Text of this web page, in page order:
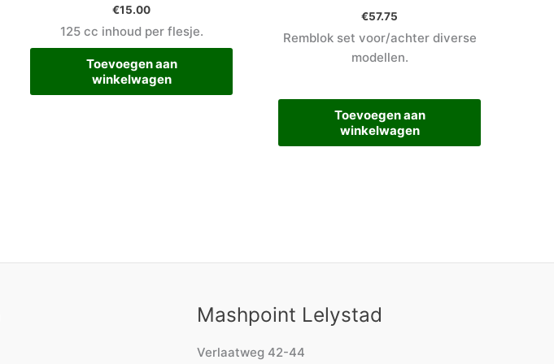
€15.00
125 cc inhoud per flesje.
Toevoegen aan
winkelwagen
€57.75
Remblok set voor/achter diverse
modellen.
Toevoegen aan
winkelwagen
Mashpoint Lelystad
Verlaatweg 42-44